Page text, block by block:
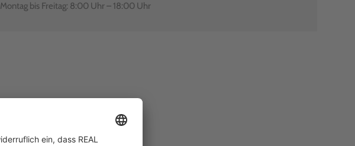
Montag bis Freitag: 8:00 Uhr – 18:00 Uhr